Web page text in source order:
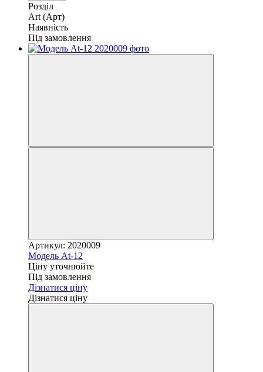
Розділ
Art (Арт)
Наявність
Під замовлення
Артикул: 2020009
Модель At-12
Ціну уточнюйте
Під замовлення
Дізнатися ціну
Дізнатися ціну